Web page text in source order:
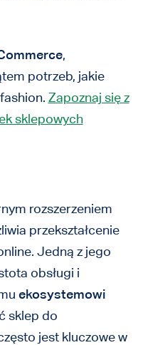
,
potrzeb, jakie
Zapoznaj się z
sklepowych
rozszerzeniem
przekształcenie
Jedną z jego
obsługi i
ekosystemowi
sklep do
jest kluczowe w